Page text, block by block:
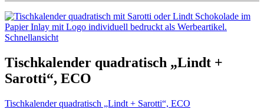
Schnellansicht
Tischkalender quadratisch „Lindt +
Sarotti“, ECO
Tischkalender quadratisch „Lindt + Sarotti“, ECO